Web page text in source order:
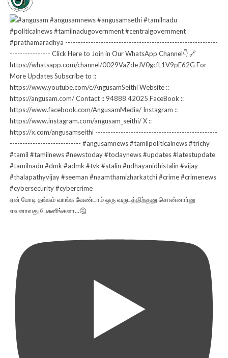
ஏன் மோடி தங்கம் வாங்க வேண்டாம் ஒரு வருடத்திற்குனு சொன்னார்னு
எவனாவது பேசுனீங்களா...🤔